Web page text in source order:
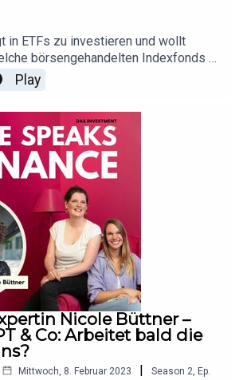
in ETFs zu investieren und wollt
börsengehandelten Indexfonds in
angesagt sind? Kein Problem, Aysun
Expertin bei der Fondsgesellschaft
viel sei schonmal verraten:
ETFs bleiben weiterhin sehr
Speaks Finance ist ein mjnt. Original
Barbara Bocks / Christin
Jerrit SchmidtkeFür mehr
folgt uns auf Instagram, TikTok
Play
Nicole Büttner –
& Co: Arbeitet bald die
Mittwoch, 8. Februar 2023 | Season 2 Ep.